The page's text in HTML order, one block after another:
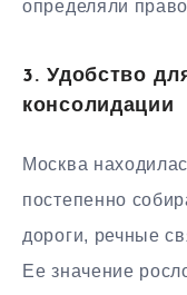
определяли
3. Удобство
консолидации
Москва
постепенно
дороги, речные
Ее значение